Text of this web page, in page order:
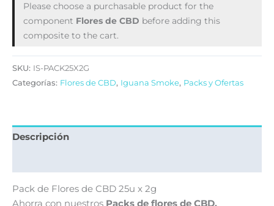
Please choose a purchasable product for the
component Flores de CBD before adding this
composite to the cart.
SKU: IS-PACK25X2G
Categorías: Flores de CBD, Iguana Smoke, Packs y Ofertas
Descripción
Pack de Flores de CBD 25u x 2g
Ahorra con nuestros Packs de flores de CBD.